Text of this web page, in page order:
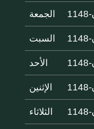
الجمعة
السبت
الأحد
الإثنين
الثلاثاء